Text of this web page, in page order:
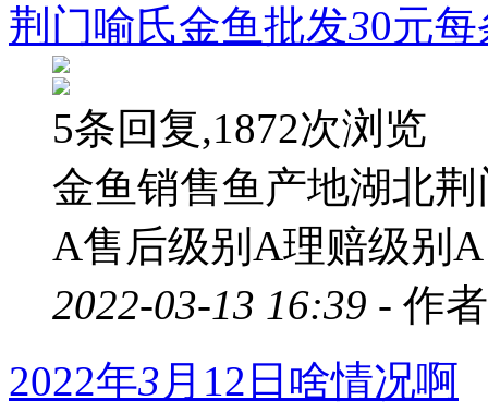
荆门喻氏金鱼批发30元每
5条回复,1872次浏览
金鱼销售鱼产地湖北
A售后级别A理赔级别A
2022-03-13 16:39 - 作
2022年3月12日啥情况啊